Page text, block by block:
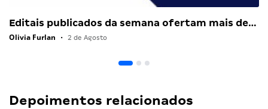
Editais publicados da semana ofertam mais de…
Olivia Furlan • 2 de Agosto
Depoimentos relacionados